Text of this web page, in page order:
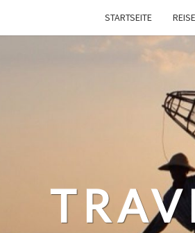
STARTSEITE